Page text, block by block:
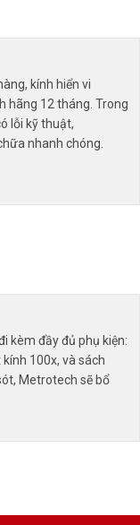
kính hiển vi
hãng 12 tháng. Trong
lỗi kỹ thuật,
nhanh chóng.
kèm đầy đủ phụ kiện:
100x, và sách
Metrotech sẽ bổ